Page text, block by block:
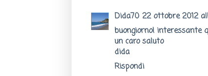
Dida70 22 ottobre 2012
buongiorno! interessante
un caro saluto
dida
Rispondi